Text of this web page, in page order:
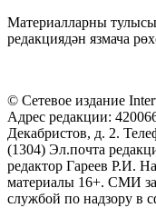
Материалларны
редакциядән язмача
© Сетевое издание
Адрес редакции:
Декабристов, д. 2.
(1304) Эл.почта
редактор Гареев Р.И.
материалы 16+. СМИ
службой по надзору в